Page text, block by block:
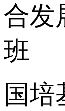
合发
班
国培